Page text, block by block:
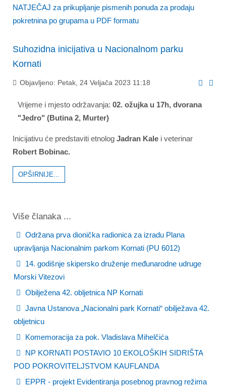
NATJEČAJ za prikupljanje pismenih ponuda za prodaju
pokretnina po grupama u PDF formatu
Suhozidna inicijativa u Nacionalnom parku
Kornati
Objavljeno: Petak, 24 Veljača 2023 11:18
Vrijeme i mjesto održavanja: 02. ožujka u 17h, dvorana
"Jedro" (Butina 2, Murter)
Inicijativu će predstaviti etnolog Jadran Kale i veterinar
Robert Bobinac.
OPŠIRNIJE...
Više članaka ...
Održana prva dionička radionica za izradu Plana
upravljanja Nacionalnim parkom Kornati (PU 6012)
14. godišnje skipersko druženje međunarodne udruge
Morski Vitezovi
Obilježena 42. obljetnica NP Kornati
Javna Ustanova „Nacionalni park Kornati“ obilježava 42.
obljetnicu
Komemoracija za pok. Vladislava Mihelčića
NP KORNATI POSTAVIO 10 EKOLOŠKIH SIDRIŠTA
POD POKROVITELJSTVOM KAUFLANDA
EPPR - projekt Evidentiranja posebnog pravnog režima